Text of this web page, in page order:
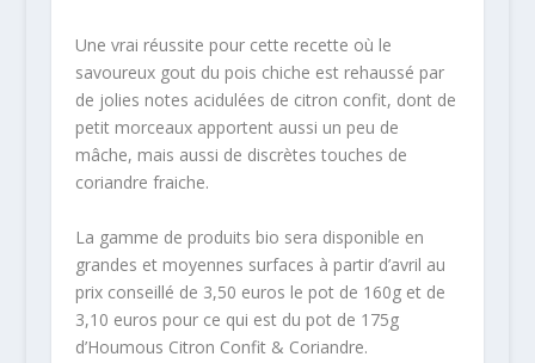
Une vrai réussite pour cette recette où le
savoureux gout du pois chiche est rehaussé par
de jolies notes acidulées de citron confit, dont de
petit morceaux apportent aussi un peu de
mâche, mais aussi de discrètes touches de
coriandre fraiche.
La gamme de produits bio sera disponible en
grandes et moyennes surfaces à partir d’avril au
prix conseillé de 3,50 euros le pot de 160g et de
3,10 euros pour ce qui est du pot de 175g
d’Houmous Citron Confit & Coriandre.